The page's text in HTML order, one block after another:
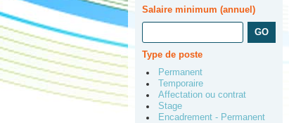
Salaire minimum (annuel)
Type de poste
Permanent
Temporaire
Affectation ou contrat
Stage
Encadrement - Permanent